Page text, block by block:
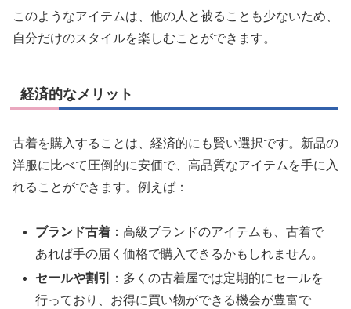
このようなアイテムは、他の人と被ることも少ないため、
自分だけのスタイルを楽しむことができます。
経済的なメリット
古着を購入することは、経済的にも賢い選択です。新品の
洋服に比べて圧倒的に安価で、高品質なアイテムを手に入
れることができます。例えば：
ブランド古着 ：高級ブランドのアイテムも、古着で
あれば手の届く価格で購入できるかもしれません。
セールや割引
：多くの古着屋では定期的にセールを
行っており、お得に買い物ができる機会が豊富で